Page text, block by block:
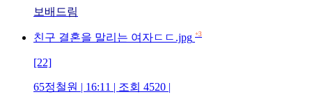
보배드림
친구 결혼을 말리는 여자ㄷㄷ.jpg +3
[22]
65정철원 | 16:11 | 조회 4520 |